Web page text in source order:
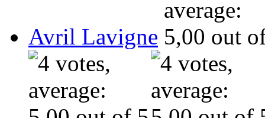
Avril Lavigne